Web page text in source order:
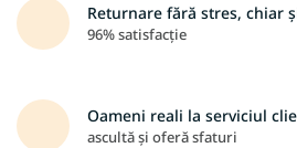
Returnare fără stres, chiar
96% satisfacție
Oameni reali la serviciul
ascultă și oferă sfaturi